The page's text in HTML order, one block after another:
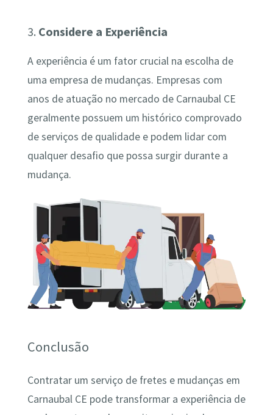
3. Considere a Experiência
A experiência é um fator crucial na escolha de
uma empresa de mudanças. Empresas com
anos de atuação no mercado de Carnaubal CE
geralmente possuem um histórico comprovado
de serviços de qualidade e podem lidar com
qualquer desafio que possa surgir durante a
mudança.
Conclusão
Contratar um serviço de fretes e mudanças em
Carnaubal CE pode transformar a experiência de